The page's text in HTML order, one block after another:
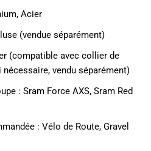
Acier
(vendue séparément)
(compatible avec collier de
vendu séparément)
: Sram Force AXS, Sram Red
: Vélo de Route, Gravel